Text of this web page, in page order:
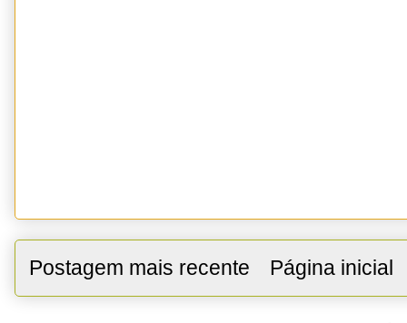
Postagem mais recente Página inicial